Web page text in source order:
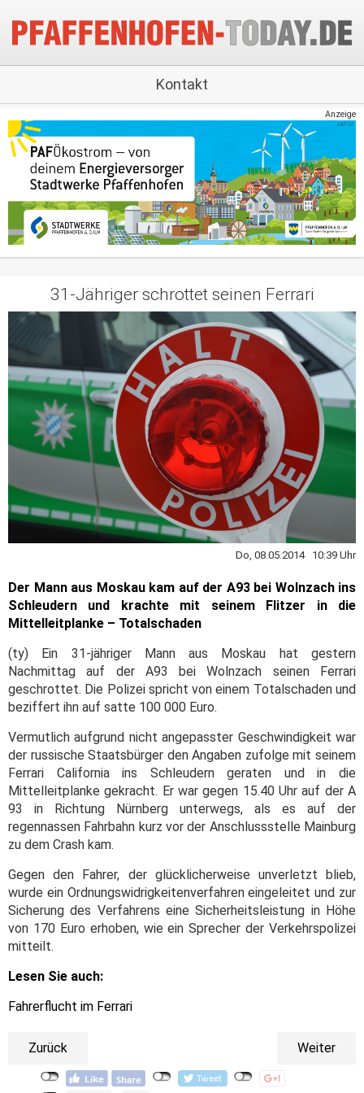
Kontakt
Anzeige
31-Jähriger schrottet seinen Ferrari
Do, 08.05.2014 10:39 Uhr
Der Mann aus Moskau kam auf der A93 bei Wolnzach ins
Schleudern und krachte mit seinem Flitzer in die
Mittelleitplanke – Totalschaden
(ty) Ein 31-jähriger Mann aus Moskau hat gestern
Nachmittag auf der A93 bei Wolnzach seinen Ferrari
geschrottet. Die Polizei spricht von einem Totalschaden und
beziffert ihn auf satte 100 000 Euro.
Vermutlich aufgrund nicht angepasster Geschwindigkeit war
der russische Staatsbürger den Angaben zufolge mit seinem
Ferrari California ins Schleudern geraten und in die
Mittelleitplanke gekracht. Er war gegen 15.40 Uhr auf der A
93 in Richtung Nürnberg unterwegs, als es auf der
regennassen Fahrbahn kurz vor der Anschlussstelle Mainburg
zu dem Crash kam.
Gegen den Fahrer, der glücklicherweise unverletzt blieb,
wurde ein Ordnungswidrigkeitenverfahren eingeleitet und zur
Sicherung des Verfahrens eine Sicherheitsleistung in Höhe
von 170 Euro erhoben, wie ein Sprecher der Verkehrspolizei
mitteilt.
Lesen Sie auch:
Fahrerflucht im Ferrari
Zurück Weiter